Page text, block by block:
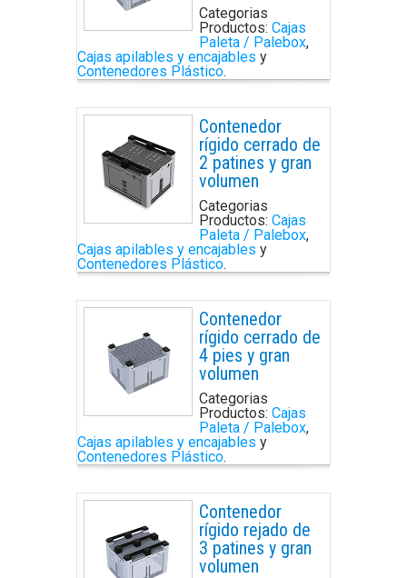
Categorias
Productos: Cajas
Paleta / Palebox,
Cajas apilables y encajables y
Contenedores Plástico.
Contenedor
rígido cerrado de
2 patines y gran
volumen
Categorias
Productos: Cajas
Paleta / Palebox,
Cajas apilables y encajables y
Contenedores Plástico.
Contenedor
rígido cerrado de
4 pies y gran
volumen
Categorias
Productos: Cajas
Paleta / Palebox,
Cajas apilables y encajables y
Contenedores Plástico.
Contenedor
rígido rejado de
3 patines y gran
volumen